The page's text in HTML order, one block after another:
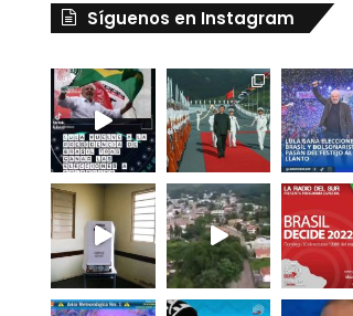
Síguenos en Instagram